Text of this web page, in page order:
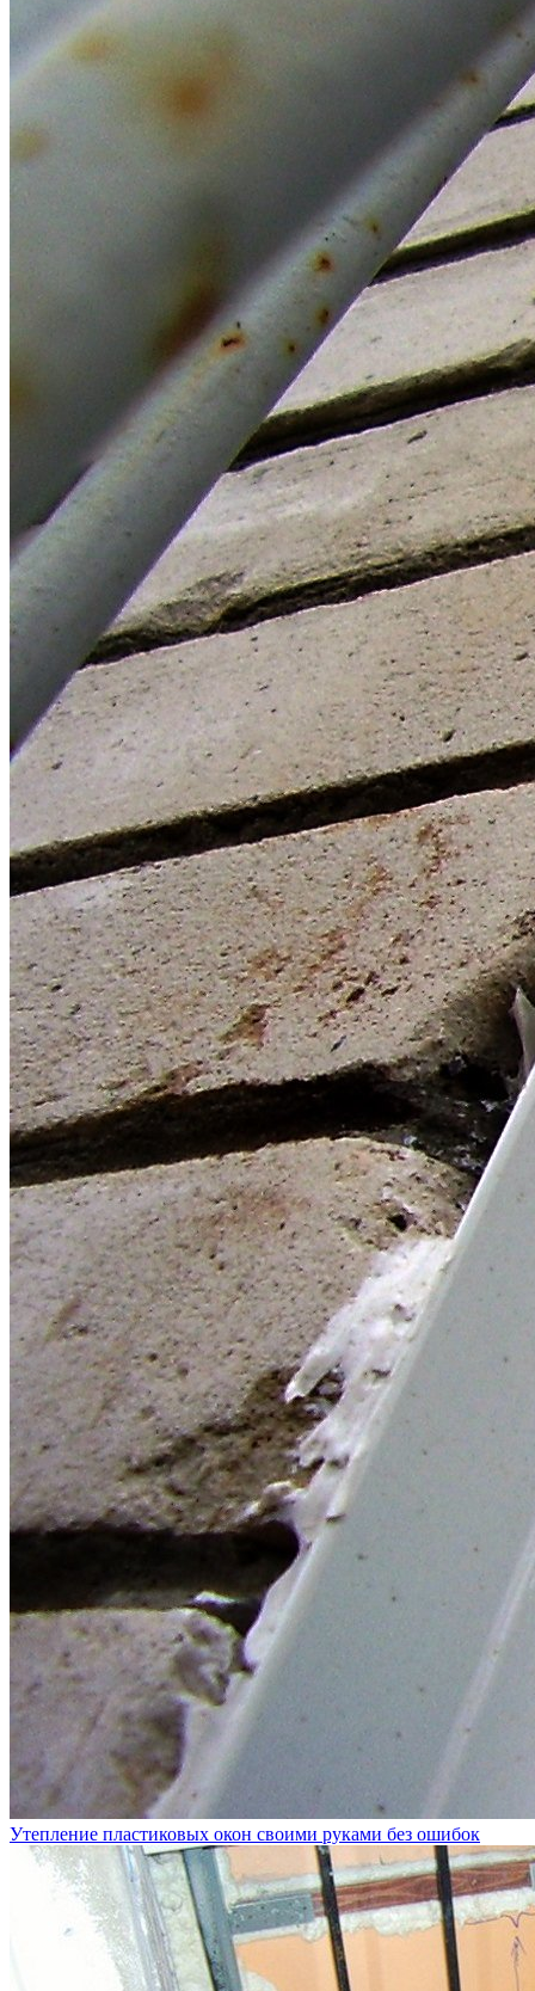
Утепление пластиковых окон своими руками без ошибок